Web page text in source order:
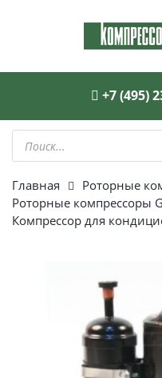
+7 (495)
Поиск
товаров
Главная
Роторные
Роторные компрессоры
Компрессор для